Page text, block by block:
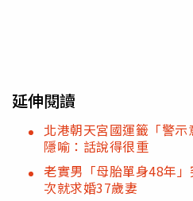
延伸閱讀
北港朝天宮國運籤「警
隱喻：話說得很重
老實男「母胎單身48年
次就求婚37歲妻